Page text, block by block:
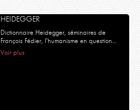
HEIDEGGER
Dictionnaire Heidegger, séminaires de
François Fédier, l'humanisme en question...
Voir plus